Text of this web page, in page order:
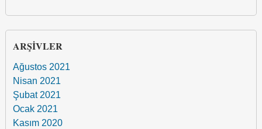
ARŞIVLER
Ağustos 2021
Nisan 2021
Şubat 2021
Ocak 2021
Kasım 2020